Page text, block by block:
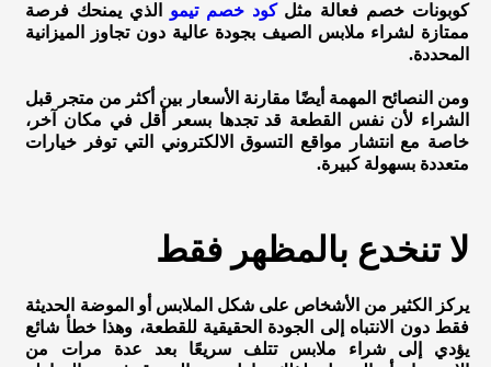
كوبونات خصم فعالة مثلكود خصم تيمو الذي يمنحك فرصة
ممتازة لشراء ملابس الصيف بجودة عالية دون تجاوز الميزانية
المحددة.
ومن النصائح المهمة أيضًا مقارنة الأسعار بين أكثر من متجر قبل
الشراء لأن نفس القطعة قد تجدها بسعر أقل في مكان آخر،
خاصة مع انتشار مواقع التسوق الالكتروني التي توفر خيارات
متعددة بسهولة كبيرة.
لا تنخدع بالمظهر فقط
يركز الكثير من الأشخاص على شكل الملابس أو الموضة الحديثة
فقط دون الانتباه إلى الجودة الحقيقية للقطعة، وهذا خطأ شائع
يؤدي إلى شراء ملابس تتلف سريعًا بعد عدة مرات من